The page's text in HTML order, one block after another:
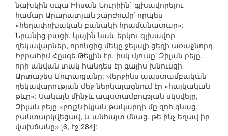
նախկին սպա Իհսան Նուրիին` գլխավորելու
համար Արարատյան շարժումը՝ որպես
«հեղափոխական բանակի հրամանատար»:
Նրանից բացի, կային նաև երկու գլխավոր
ղեկավարներ, որոնցից մեկը ջելալի ցեղի առաջնորդ
Իբրահիմ Հըսգե Թելլին էր, իսկ մյուսը՝ Զիլան բեյը,
որի անվան տակ հանդես էր գալիս խնուսցի
Արտաշես Մուրադյանը: Վերջինս ապստամբական
ղեկավարության մեջ ներկայացնում էր «հայկական
թևը»: Սակայն մինչև ապստամբության սկսվելը,
Զիլան բեյը «բոլշևիկյան թակարդի մը զոհ գնաց,
բանտարկվեցավ, և անհայտ մնաց, թե ինչ եղավ իր
վախճանը» [6, էջ 284]: